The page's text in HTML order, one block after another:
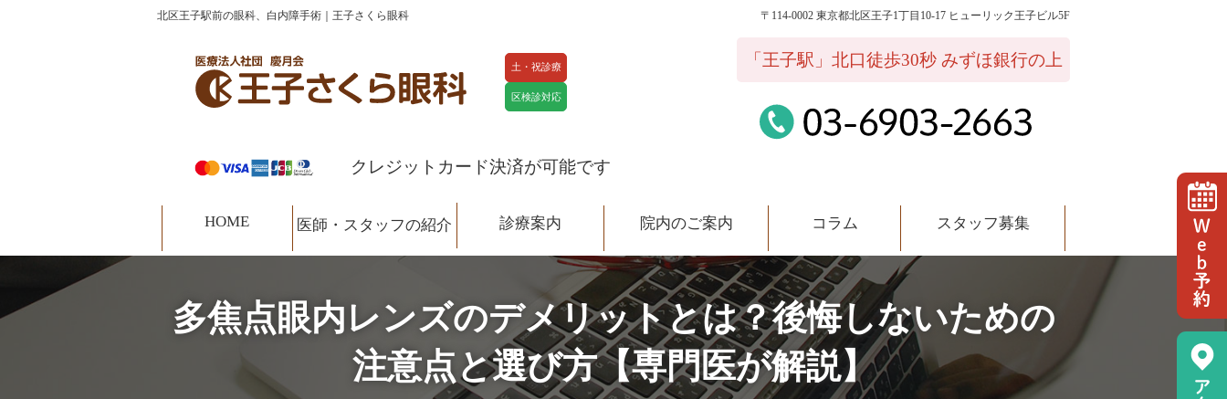
北区王子駅前の眼科、白内障手術｜王子さくら眼科 〒114-0002 東京都北区王子1丁目10-17 ヒューリック王子ビル5F
土・祝診療
区検診対応
クレジットカード決済が可能です
「王子駅」北口徒歩30秒 みずほ銀行の上
HOME 医師・スタッフの紹介 診療案内 院内のご案内 コラム スタッフ募集
多焦点眼内レンズのデメリットとは？後悔しないための
注意点と選び方【専門医が解説】